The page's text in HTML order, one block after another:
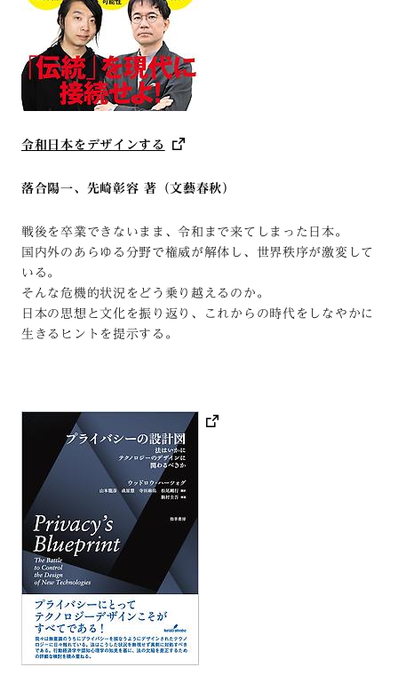
令和日本をデザインする
落合陽一、先崎彰容 著（文藝春秋）
戦後を卒業できないまま、令和まで来てしまった日本。
国内外のあらゆる分野で権威が解体し、世界秩序が激変して
いる。
そんな危機的状況をどう乗り越えるのか。
日本の思想と文化を振り返り、これからの時代をしなやかに
生きるヒントを提示する。